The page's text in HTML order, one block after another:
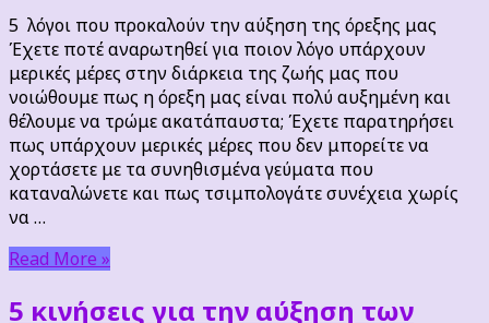
που
προκαλούν
την
αύξηση
της
όρεξης
μας
5 λόγοι που προκαλούν την αύξηση της όρεξης μας
Έχετε ποτέ αναρωτηθεί για ποιον λόγο υπάρχουν
μερικές μέρες στην διάρκεια της ζωής μας που
νοιώθουμε πως η όρεξη μας είναι πολύ αυξημένη και
θέλουμε να τρώμε ακατάπαυστα; Έχετε παρατηρήσει
πως υπάρχουν μερικές μέρες που δεν μπορείτε να
χορτάσετε με τα συνηθισμένα γεύματα που
καταναλώνετε και πως τσιμπολογάτε συνέχεια χωρίς
να …
Read More »
5 κινήσεις για την αύξηση των